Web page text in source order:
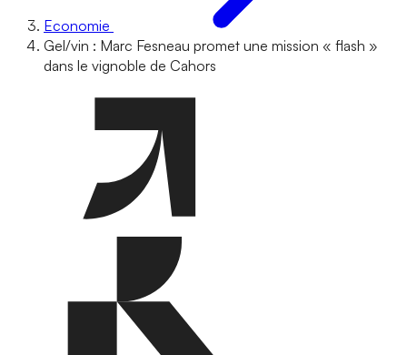
Economie
Gel/vin : Marc Fesneau promet une mission « flash »
dans le vignoble de Cahors